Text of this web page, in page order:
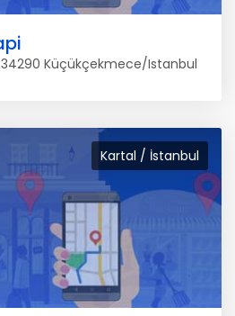
Küçükçekmece/Istanbul
Kartal / İstanbul